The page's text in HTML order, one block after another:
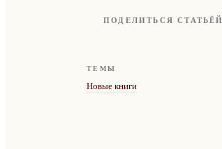
ПОДЕЛИТЬСЯ СТАТЬЁЙ
ТЕМЫ
Новые книги